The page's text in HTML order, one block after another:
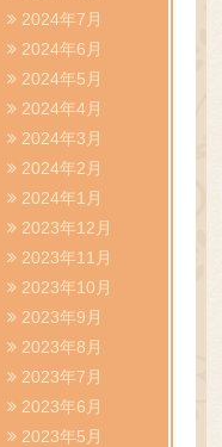
2024年7月
2024年6月
2024年5月
2024年4月
2024年3月
2024年2月
2024年1月
2023年12月
2023年11月
2023年10月
2023年9月
2023年8月
2023年7月
2023年6月
2023年5月